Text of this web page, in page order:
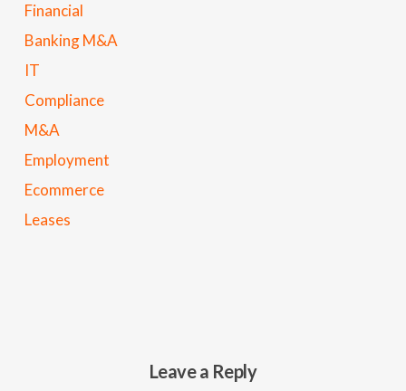
Financial
Banking M&A
IT
Compliance
M&A
Employment
Ecommerce
Leases
Leave a Reply